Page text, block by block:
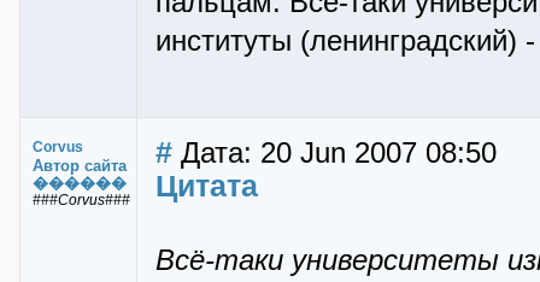
институты (ленинградский)
Corvus
Автор сайта
������
###Corvus###
# Дата: 20 Jun 2007 08:50
Цитата
Всё-таки университеты